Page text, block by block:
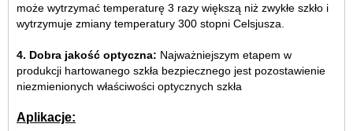
może wytrzymać temperaturę 3 razy większą niż zwykłe szkło i
wytrzymuje zmiany temperatury 300 stopni Celsjusza.
4. Dobra jakość optyczna: Najważniejszym etapem w
produkcji hartowanego szkła bezpiecznego jest pozostawienie
niezmienionych właściwości optycznych szkła
Aplikacje: